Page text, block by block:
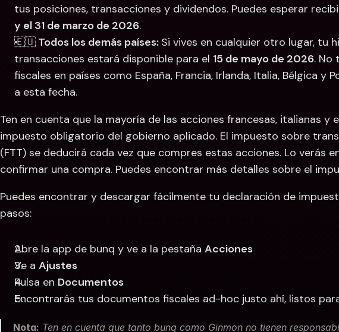
tus posiciones, transacciones y dividendos. Puedes esperar
y el 31 de marzo de 2026.
🇪🇺 Todos los demás países: Si vives en cualquier otro lugar, tu
transacciones estará disponible para el 15 de mayo de 2026. No
fiscales en países como España, Francia, Irlanda, Italia, Bélgica y
a esta fecha.
Ten en cuenta que la mayoría de las acciones francesas, italianas y
impuesto obligatorio del gobierno aplicado. El impuesto sobre
(FTT) se deducirá cada vez que compres estas acciones. Lo verás
confirmar una compra. Puedes encontrar más detalles sobre el
Puedes encontrar y descargar fácilmente tu declaración de
pasos:
Abre la app de bunq y ve a la pestaña Acciones
Ve a Ajustes
Pulsa en Documentos
Encontrarás tus documentos fiscales ad-hoc justo ahí, listos
Nota: Ten en cuenta que tanto bunq como Ginmon no tienen